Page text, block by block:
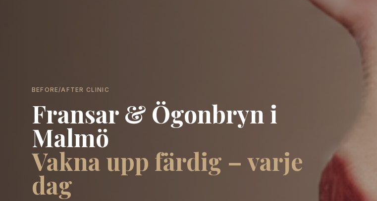
BEFORE/AFTER CLINIC
Fransar & Ögonbryn i
Malmö
Vakna upp färdig – varje
dag